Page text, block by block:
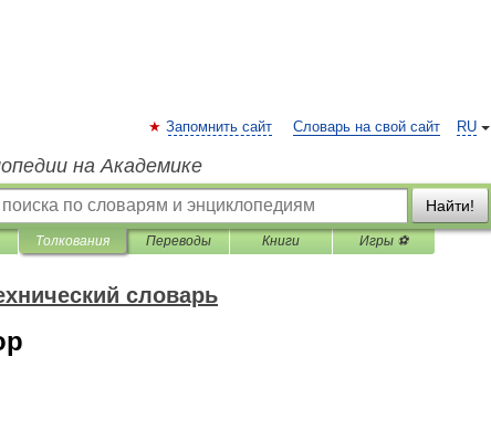
RU
Запомнить сайт Словарь на свой сайт
на Академике
Найти!
Толкования Переводы Книги Игры ⚽
словарь